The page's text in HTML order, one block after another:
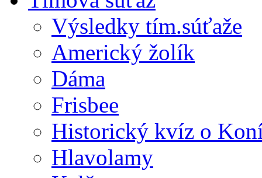
Výsledky tím.súťaže
Americký žolík
Dáma
Frisbee
Historický kvíz o
Hlavolamy